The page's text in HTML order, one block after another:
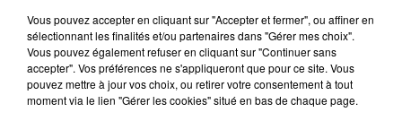
Angèle et Amélie Lens dévoilent leur
collaboration tant attendue
Vous pouvez accepter en cliquant sur "Accepter et fermer", ou affiner en
sélectionnant les finalités et/ou partenaires dans "Gérer mes choix".
Vous pouvez également refuser en cliquant sur "Continuer sans
accepter". Vos préférences ne s'appliqueront que pour ce site. Vous
pouvez mettre à jour vos choix, ou retirer votre consentement à tout
moment via le lien "Gérer les cookies" situé en bas de chaque page.